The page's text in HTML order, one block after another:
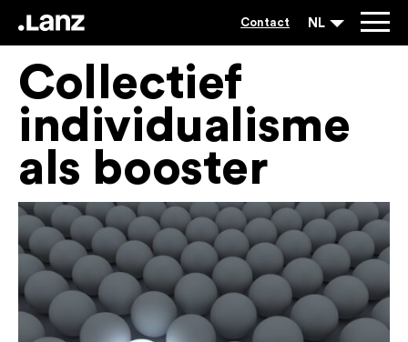
Contact NL
Collectief
individualisme
als booster